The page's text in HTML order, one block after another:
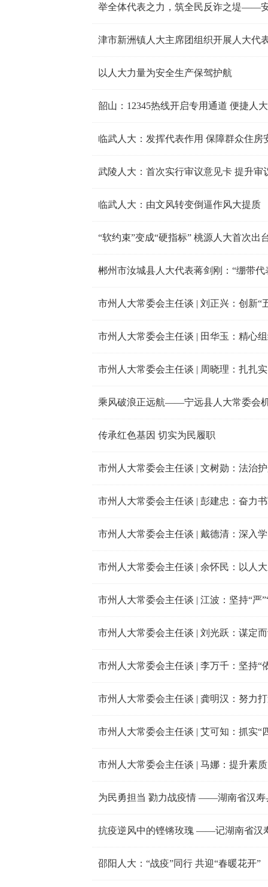
举全体代表之力，筑全民反诈之堤——
津市新洲镇人大主席团组织开展人大代
以人大力量为安全生产保驾护航
韶山：12345热线开启专用通道 便捷人
临武人大：发挥代表作用 保障群众住房
武陵人大：首次实行审议意见卡 提升审
临武人大：由文风转变倒逼作风大提质
“软约束”变成“硬指标” 桃源人大首次出
郴州市汝城县人大代表蒋剑刚：“绷带代
市州人大常委会主任谈 | 田华玉：精心
市州人大常委会主任谈 | 周晓理：扎扎
乘风破浪正远航——宁远县人大常委会
传承红色基因 切实为民履职
市州人大常委会主任谈 | 文树勋：法治
市州人大常委会主任谈 | 彭建忠：奋力
市州人大常委会主任谈 | 江波：坚持“严
市州人大常委会主任谈 | 刘光跃：谋定
市州人大常委会主任谈 | 龚明汉：努力
市州人大常委会主任谈 | 艾可知：抓实“
为民勇担当 勠力战疫情 ——湖南省汉寿
抗疫逆风中的铿锵玫瑰 ——记湖南省汉
邵阳人大：“战疫”同行 共迎“春暖花开”